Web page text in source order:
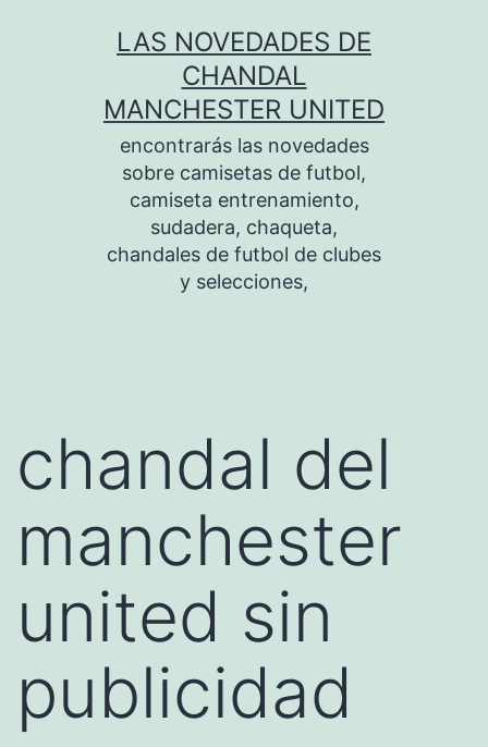
LAS NOVEDADES DE
CHANDAL
MANCHESTER UNITED
encontrarás las novedades
sobre camisetas de futbol,
camiseta entrenamiento,
sudadera, chaqueta,
chandales de futbol de clubes
y selecciones,
chandal del
manchester
united sin
publicidad